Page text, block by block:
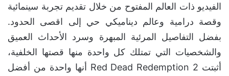
الفيديو ذات العالم المفتوح من خلال تقديم تجربة سينمائية
وقصة درامية وعالم ديناميكي حي إلى اقصى الحدود.
بفضل التفاصيل المرئية المبهرة وسرد الأحداث العميق
والشخصيات التي تمتلك كل واحدة منها قصتها الخلفية،
أثبتت Red Dead Redemption 2 أنها واحدة من أفضل